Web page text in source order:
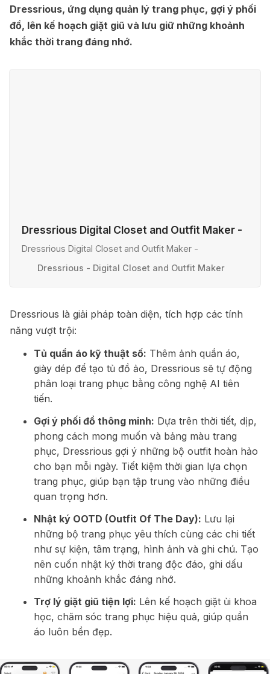
Dressrious, ứng dụng quản lý trang phục, gợi ý phối
đồ, lên kế hoạch giặt giũ và lưu giữ những khoảnh
khắc thời trang đáng nhớ.
Dressrious Digital Closet and Outfit Maker -
Dressrious Digital Closet and Outfit Maker -
Dressrious - Digital Closet and Outfit Maker
Dressrious là giải pháp toàn diện, tích hợp các tính
năng vượt trội:
Tủ quần áo kỹ thuật số: Thêm ảnh quần áo,
giày dép để tạo tủ đồ ảo, Dressrious sẽ tự động
phân loại trang phục bằng công nghệ AI tiên
tiến.
Gợi ý phối đồ thông minh: Dựa trên thời tiết, dịp,
phong cách mong muốn và bảng màu trang
phục, Dressrious gợi ý những bộ outfit hoàn hảo
cho bạn mỗi ngày. Tiết kiệm thời gian lựa chọn
trang phục, giúp bạn tập trung vào những điều
quan trọng hơn.
Nhật ký OOTD (Outfit Of The Day): Lưu lại
những bộ trang phục yêu thích cùng các chi tiết
như sự kiện, tâm trạng, hình ảnh và ghi chú. Tạo
nên cuốn nhật ký thời trang độc đáo, ghi dấu
những khoảnh khắc đáng nhớ.
Trợ lý giặt giũ tiện lợi: Lên kế hoạch giặt ủi khoa
học, chăm sóc trang phục hiệu quả, giúp quần
áo luôn bền đẹp.